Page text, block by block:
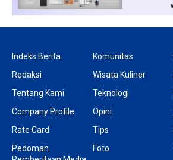
Indeks Berita
Redaksi
Tentang Kami
Company Profile
Rate Card
Pedoman
Komunitas
Wisata Kuliner
Teknologi
Opini
Tips
Foto